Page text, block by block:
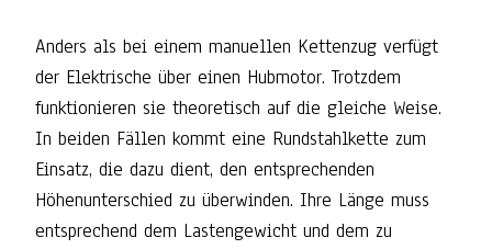
Anders als bei einem manuellen Kettenzug verfügt
der Elektrische über einen Hubmotor. Trotzdem
funktionieren sie theoretisch auf die gleiche Weise.
In beiden Fällen kommt eine Rundstahlkette zum
Einsatz, die dazu dient, den entsprechenden
Höhenunterschied zu überwinden. Ihre Länge muss
entsprechend dem Lastengewicht und dem zu